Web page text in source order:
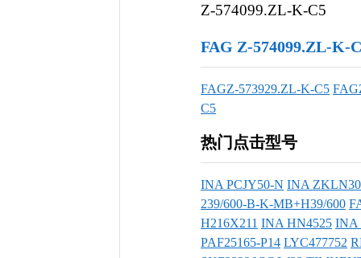
Z-574099.ZL-K-C5
FAG Z-574099.ZL-K-
FAGZ-573929.ZL-K-C5
C5
热门点击型号
INA PCJY50-N INA
239/600-B-K-MB+H39/600
H216X211 INA HN4525 INA
PAF25165-P14 LYC477752